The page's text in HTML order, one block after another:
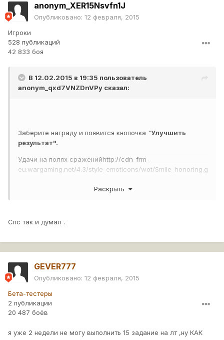
anonym_XER15Nsvfn1J
Опубликовано: 12 февраля, 2015
Игроки
528 публикаций
42 833 боя
В 12.02.2015 в 19:35 пользователь
anonym_qxd7VNZDnVPy сказал:
Заберите награду и появится кнопочка "Улучшить
результат".
Удачи на полях сраженийhttp://cdn-frm-
eu.wargaming.net/4.3/style_emoticons/wot/Smile_honoring.g
Раскрыть
Спс так и думал .
GEVER777
Опубликовано: 12 февраля, 2015
Бета-тестеры
2 публикации
20 487 боёв
я уже 2 недели не могу выполнить 15 задание на лт ,ну КАК